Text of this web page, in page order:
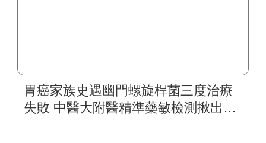
胃癌家族史遇幽門螺旋桿菌三度治療
失敗 中醫大附醫精準藥敏檢測揪出抗